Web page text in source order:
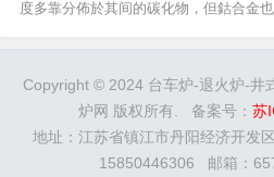
度多靠分佈於其间的碳化物，但鈷合金
渐进步有取代鈷合金应用之可能。 通常
Copyright © 2024 台车炉-退火炉-井
炉网 版权所有. 备案号： 苏
地址：江苏省镇江市丹阳经济开
15850446306 邮箱：